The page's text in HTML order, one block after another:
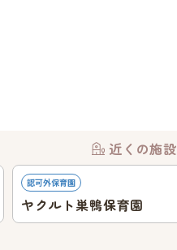
近くの施設
認可外保育園
ヤクルト巣鴨保育園